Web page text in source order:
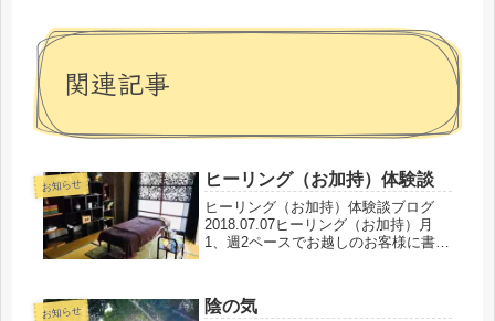
関連記事
お知らせ ヒーリング（お加持）体験談
ヒーリング（お加持）体験談ブログ
2018.07.07ヒーリング（お加持）月
1、週2ペースでお越しのお客様に書い
お知らせ 陰の気